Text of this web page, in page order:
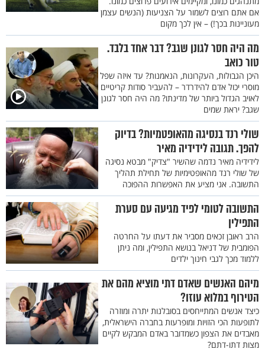
אם אתם רוצים לשמור על הצניעות (הנשים עצמן
מעוניינות בכך!) – אין לכך מקום
מה היה חסר לגונן שגב? דבר אחד בלבד.
טור כואב
היכן הגבולות, העקרונות, הנאמנות? עד איזה שפל
מוסרי יכול אדם להידרדר – להעביר סודות קריטיים
לאויב הגדול ביותר של מדינתו? מה היה חסר לגונן
שגב? יראת שמים
שולי רנד בנסיגה מהאופטמיות? בדיוק
להפך. תגובה לידידיה מאיר
לידידיה מאיר נדמה שהשיר "צדיק" מבטא נסיגה
של שולי רנד מהאופטימיות של תחילת תהליך
התשובה. אני מציע את האפשרות ההפוכה
התשובה לטומי לפיד מגיעה עם סערת
התפילין
הרב ראובן זכאים מסביר את דעתו על החרטה
הפומבית של דניאל בנושא התפילין, ומה ניתן
ללמוד מכך לגבי חינוך ילדים
מיהם האנשים שאדם דתי מוציא מהם את
הטירוף במלוא עוזו?
כיצד אנשים המתייחסים בסובלנות יתרה ומוזרה
לתופעות הכי הזויות ומופרעות בחברה הישראלית,
מאבדים את הצפון כשמדובר באדם המבקש לקיים
מצות דתו-דתם?